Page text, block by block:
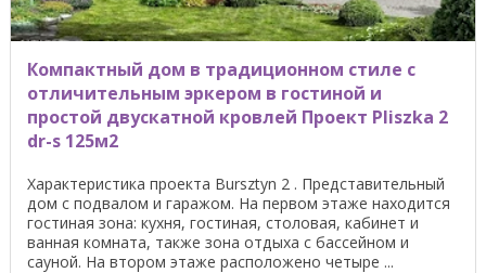
Компактный дом в традиционном стиле с
отличительным эркером в гостиной и
простой двускатной кровлей Проект Pliszka 2
dr-s 125м2
Характеристика проекта Bursztyn 2 . Представительный
дом с подвалом и гаражом. На первом этаже находится
гостиная зона: кухня, гостиная, столовая, кабинет и
ванная комната, также зона отдыха с бассейном и
сауной. На втором этаже расположено четыре ...